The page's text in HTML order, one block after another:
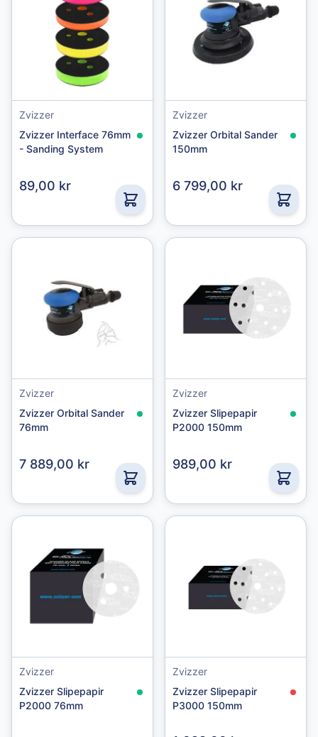
Zvizzer
Zvizzer Interface 76mm
- Sanding System
89,00 kr
Zvizzer
Zvizzer Orbital Sander
150mm
6 799,00 kr
Zvizzer
Zvizzer Orbital Sander
76mm
7 889,00 kr
Zvizzer
Zvizzer Slipepapir
P2000 150mm
989,00 kr
Zvizzer
Zvizzer Slipepapir
P2000 76mm
Zvizzer
Zvizzer Slipepapir
P3000 150mm